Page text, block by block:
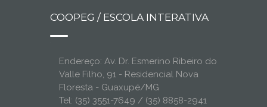
COOPEG / ESCOLA INTERATIVA
Endereço: Av. Dr. Esmerino Ribeiro do
Valle Filho, 91 - Residencial Nova
Floresta - Guaxupé/MG
Tel: (35) 3551-7649 / (35) 8858-2941